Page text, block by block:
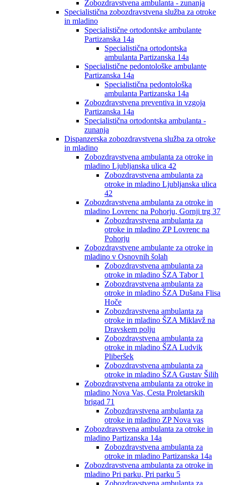
Zobozdravstvena ambulanta - zunanja
Specialistična zobozdravstvena služba za otroke
in mladino
Specialistične ortodontske ambulante
Partizanska 14a
Specialistična ortodontska
ambulanta Partizanska 14a
Specialistične pedontološke ambulante
Partizanska 14a
Specialistična pedontološka
ambulanta Partizanska 14a
Zobozdravstvena preventiva in vzgoja
Partizanska 14a
Specialistična ortodontska ambulanta -
zunanja
Dispanzerska zobozdravstvena služba za otroke
in mladino
Zobozdravstvena ambulanta za otroke in
mladino Ljubljanska ulica 42
Zobozdravstvena ambulanta za
otroke in mladino Ljubljanska ulica
42
Zobozdravstvena ambulanta za otroke in
mladino Lovrenc na Pohorju, Gornji trg 37
Zobozdravstvena ambulanta za
otroke in mladino ZP Lovrenc na
Pohorju
Zobozdravstvene ambulante za otroke in
mladino v Osnovnih šolah
Zobozdravstvena ambulanta za
otroke in mladino ŠZA Tabor 1
Zobozdravstvena ambulanta za
otroke in mladino ŠZA Dušana Flisa
Hoče
Zobozdravstvena ambulanta za
otroke in mladino ŠZA Miklavž na
Dravskem polju
Zobozdravstvena ambulanta za
otroke in mladino ŠZA Ludvik
Pliberšek
Zobozdravstvena ambulanta za
otroke in mladino ŠZA Gustav Šilih
Zobozdravstvena ambulanta za otroke in
mladino Nova Vas, Cesta Proletarskih
brigad 71
Zobozdravstvena ambulanta za
otroke in mladino ZP Nova vas
Zobozdravstvena ambulanta za otroke in
mladino Partizanska 14a
Zobozdravstvena ambulanta za
otroke in mladino Partizanska 14a
Zobozdravstvena ambulanta za otroke in
mladino Pri parku, Pri parku 5
Zobozdravstvena ambulanta za